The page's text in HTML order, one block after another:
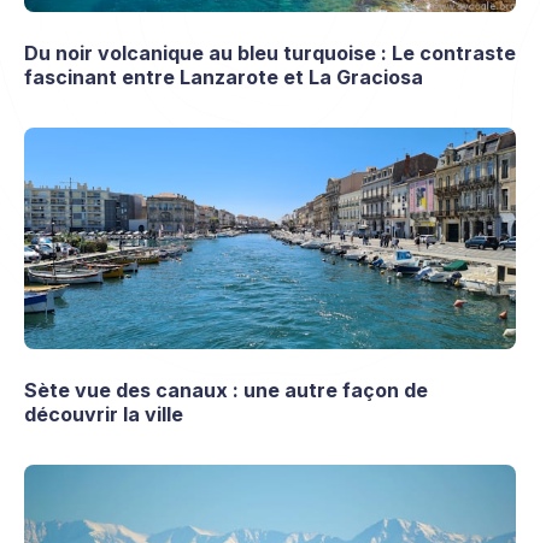
Du noir volcanique au bleu turquoise : Le contraste
fascinant entre Lanzarote et La Graciosa
Sète vue des canaux : une autre façon de
découvrir la ville